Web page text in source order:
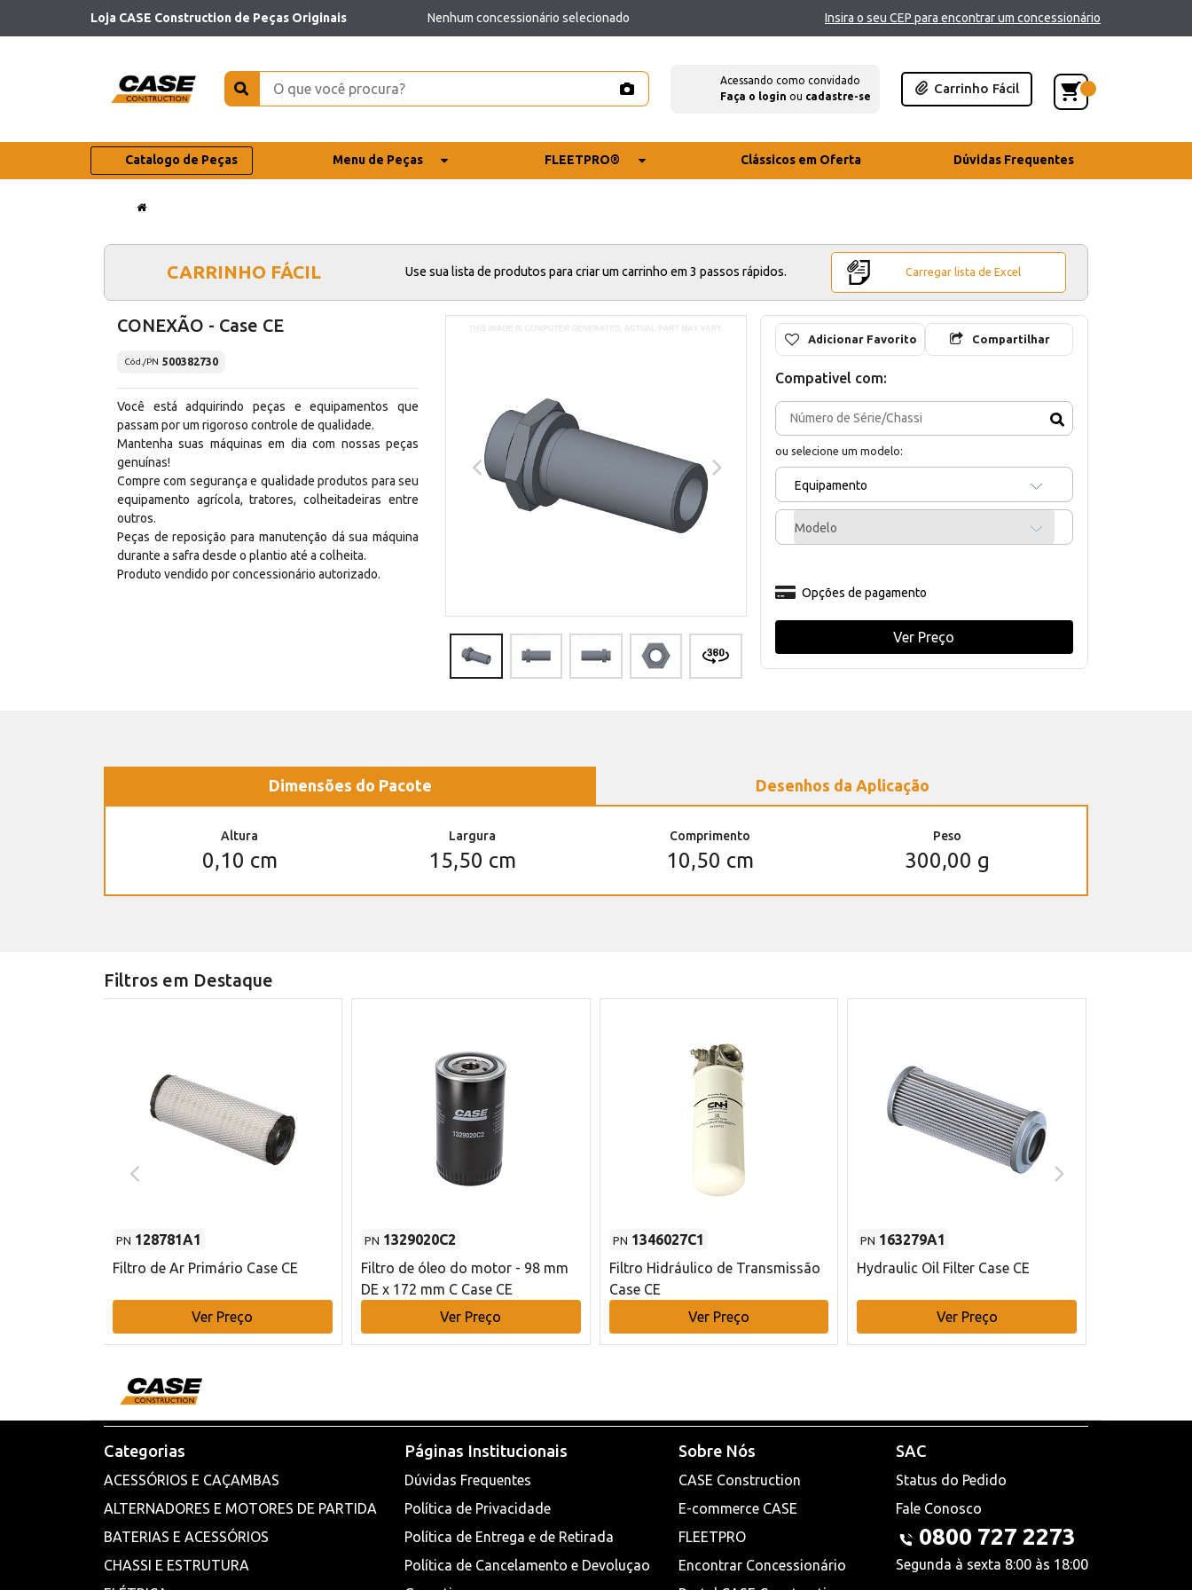
Loja CASE Construction de Peças Originais Nenhum concessionário selecionado Insira o seu CEP para encontrar um concessionário
Acessando como convidado
Faça o login ou cadastre-se
Carrinho Fácil
Catalogo de Peças Menu de Peças FLEETPRO® Clássicos em Oferta Dúvidas Frequentes
CARRINHO FÁCIL Use sua lista de produtos para criar um carrinho em 3 passos rápidos. Carregar lista de Excel
CONEXÃO - Case CE
Cód./PN 500382730
Você está adquirindo peças e equipamentos que
passam por um rigoroso controle de qualidade.
Mantenha suas máquinas em dia com nossas peças
genuínas!
Compre com segurança e qualidade produtos para seu
equipamento agrícola, tratores, colheitadeiras entre
outros.
Peças de reposição para manutenção dá sua máquina
durante a safra desde o plantio até a colheita.
Produto vendido por concessionário autorizado.
Adicionar Favorito Compartilhar
Compativel com:
ou selecione um modelo:
Equipamento
Modelo
Opções de pagamento
Ver Preço
Dimensões do Pacote Desenhos da Aplicação
Altura
0,10 cm
Largura
15,50 cm
Comprimento
10,50 cm
Peso
300,00 g
Filtros em Destaque
PN 128781A1
Filtro de Ar Primário Case CE
Ver Preço
PN 1329020C2
Filtro de óleo do motor - 98 mm
DE x 172 mm C Case CE
Ver Preço
PN 1346027C1
Filtro Hidráulico de Transmissão
Case CE
Ver Preço
PN 163279A1
Hydraulic Oil Filter Case CE
Ver Preço
Categorias
ACESSÓRIOS E CAÇAMBAS
ALTERNADORES E MOTORES DE PARTIDA
BATERIAS E ACESSÓRIOS
CHASSI E ESTRUTURA
Páginas Institucionais
Dúvidas Frequentes
Política de Privacidade
Política de Entrega e de Retirada
Política de Cancelamento e Devoluçao
Sobre Nós
CASE Construction
E-commerce CASE
FLEETPRO
Encontrar Concessionário
SAC
Status do Pedido
Fale Conosco
0800 727 2273
Segunda à sexta 8:00 às 18:00